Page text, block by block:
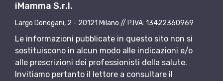
iMamma S.r.l.
Largo Donegani, 2 - 20121 Milano // P.IVA: 13422360969
Le informazioni pubblicate in questo sito non si
sostituiscono in alcun modo alle indicazioni e/o
alle prescrizioni dei professionisti della salute.
Invitiamo pertanto il lettore a consultare il